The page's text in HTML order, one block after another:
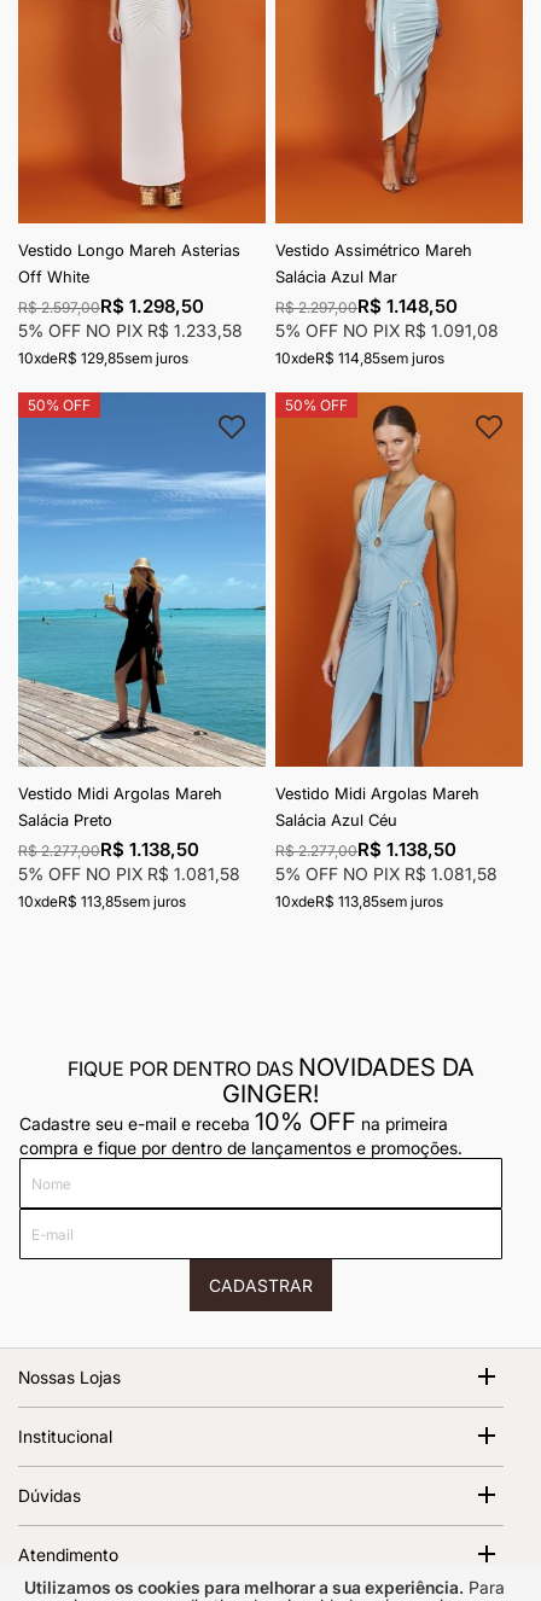
Utilizamos os cookies para melhorar a sua experiência. Para
Vestido Longo Mareh Asterias
Off White
R$ 2.597,00R$ 1.298,50
5% OFF NO PIX R$ 1.233,58
10xdeR$ 129,85sem juros
Vestido Assimétrico Mareh
Salácia Azul Mar
R$ 2.297,00R$ 1.148,50
5% OFF NO PIX R$ 1.091,08
10xdeR$ 114,85sem juros
50% OFF
Vestido Midi Argolas Mareh
Salácia Preto
R$ 2.277,00R$ 1.138,50
5% OFF NO PIX R$ 1.081,58
10xdeR$ 113,85sem juros
Adicionar à lista de desejos
50% OFF
Vestido Midi Argolas Mareh
Salácia Azul Céu
R$ 2.277,00R$ 1.138,50
5% OFF NO PIX R$ 1.081,58
10xdeR$ 113,85sem juros
FIQUE POR DENTRO DAS NOVIDADES DA
GINGER!
Cadastre seu e-mail e receba 10% OFF na primeira
compra e fique por dentro de lançamentos e promoções.
mail
CADASTRAR
Nossas Lojas
Av. Magalhães de Castro, 12000 - Morumbi São Paulo - SP,
05676-120 | 1º Piso
Abrir no Google Maps
Institucional
Política de Privacidade
Regulamento e Promoções
Dúvidas
Atendimento
Segunda a sexta das 10h00 às 17h00 Prazo de resposta de